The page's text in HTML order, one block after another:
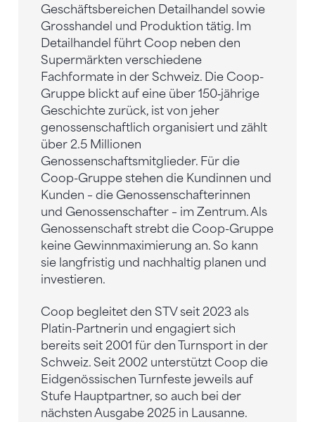
Geschäftsbereichen Detailhandel sowie
Grosshandel und Produktion tätig. Im
Detailhandel führt Coop neben den
Supermärkten verschiedene
Fachformate in der Schweiz. Die Coop-
Gruppe blickt auf eine über 150‑jährige
Geschichte zurück, ist von jeher
genossenschaftlich organisiert und zählt
über 2.5 Millionen
Genossenschaftsmitglieder. Für die
Coop-Gruppe stehen die Kundinnen und
Kunden – die Genossenschafterinnen
und Genossenschafter – im Zentrum. Als
Genossenschaft strebt die Coop-Gruppe
keine Gewinnmaximierung an. So kann
sie langfristig und nachhaltig planen und
investieren.
Coop begleitet den STV seit 2023 als
Platin-Partnerin und engagiert sich
bereits seit 2001 für den Turnsport in der
Schweiz. Seit 2002 unterstützt Coop die
Eidgenössischen Turnfeste jeweils auf
Stufe Hauptpartner, so auch bei der
nächsten Ausgabe 2025 in Lausanne.